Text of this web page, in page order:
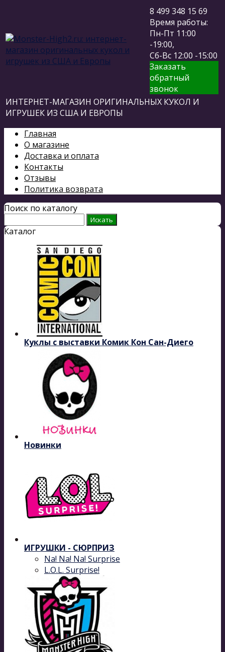
8 499 348 15 69
Время работы:
Пн-Пт 11:00
-19:00,
Сб-Вс 12:00 -15:00
Заказать
обратный
звонок
ИНТЕРНЕТ-МАГАЗИН ОРИГИНАЛЬНЫХ КУКОЛ И
ИГРУШЕК ИЗ США И ЕВРОПЫ
Главная
О магазине
Доставка и оплата
Контакты
Отзывы
Политика возврата
Поиск по каталогу
Каталог
Куклы с выставки Комик Кон Сан-Диего
Новинки
ИГРУШКИ - СЮРПРИЗ
Na! Na! Na! Surprise
L.O.L. Surprise!